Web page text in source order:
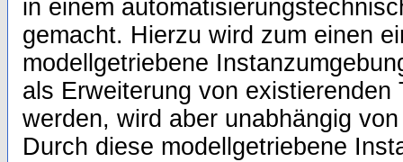
in einem
gemacht. Hierzu wird zum einen
modellgetriebene
als Erweiterung von existierenden
werden, wird aber unabhängig
Durch diese modellgetriebene